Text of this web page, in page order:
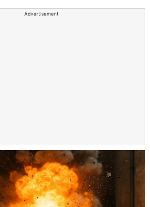
Advertisement